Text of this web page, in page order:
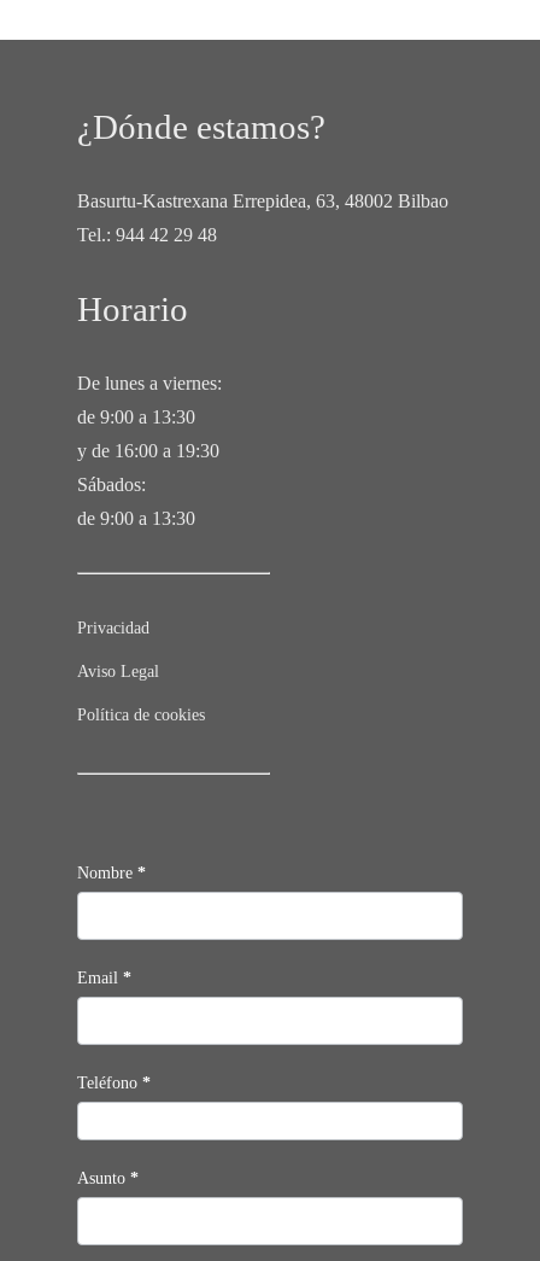
¿Dónde estamos?
Basurtu-Kastrexana Errepidea, 63, 48002 Bilbao
Tel.: 944 42 29 48
Horario
De lunes a viernes:
de 9:00 a 13:30
y de 16:00 a 19:30
Sábados:
de 9:00 a 13:30
Privacidad
Aviso Legal
Política de cookies
Contacto
Nombre *
Email *
Teléfono *
Asunto *